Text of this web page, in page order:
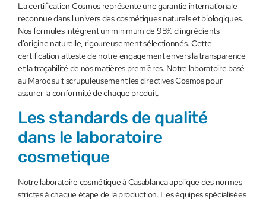
La certification Cosmos représente une garantie internationale
reconnue dans l'univers des cosmétiques naturels et biologiques.
Nos formules intègrent un minimum de 95% d'ingrédients
d'origine naturelle, rigoureusement sélectionnés. Cette
certification atteste de notre engagement envers la transparence
et la traçabilité de nos matières premières. Notre laboratoire basé
au Maroc suit scrupuleusement les directives Cosmos pour
assurer la conformité de chaque produit.
Les standards de qualité
dans le laboratoire
cosmetique
Notre laboratoire cosmétique à Casablanca applique des normes
strictes à chaque étape de la production. Les équipes spécialisées